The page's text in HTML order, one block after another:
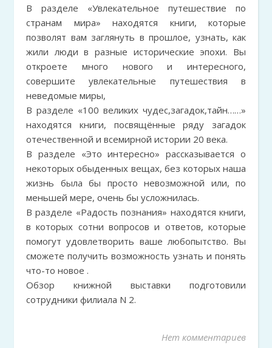
В разделе «Увлекательное путешествие по
странам мира» находятся книги, которые
позволят вам заглянуть в прошлое, узнать, как
жили люди в разные исторические эпохи. Вы
откроете много нового и интересного,
совершите увлекательные путешествия в
неведомые миры,
В разделе «100 великих чудес,загадок,тайн……»
находятся книги, посвящённые ряду загадок
отечественной и всемирной истории 20 века.
В разделе «Это интересно» рассказывается о
некоторых обыденных вещах, без которых наша
жизнь была бы просто невозможной или, по
меньшей мере, очень бы усложнилась.
В разделе «Радость познания» находятся книги,
в которых сотни вопросов и ответов, которые
помогут удовлетворить ваше любопытство. Вы
сможете получить возможность узнать и понять
что-то новое .
Обзор книжной выставки подготовили
сотрудники филиала N 2.
Нет комментариев